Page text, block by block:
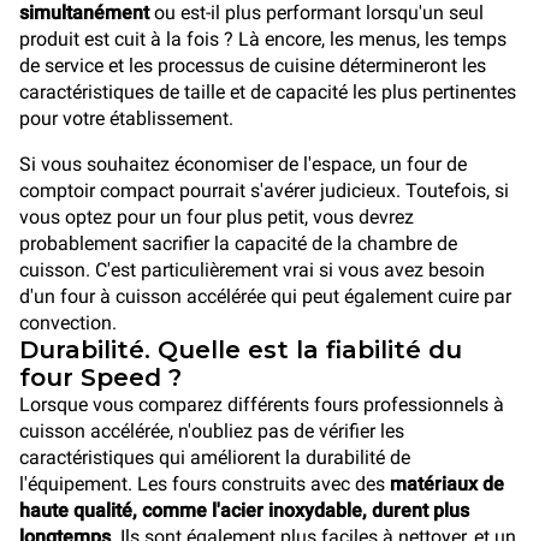
simultanémentou est-il plus performant lorsqu'un seul
produit est cuit à la fois ? Là encore, les menus, les temps
de service et les processus de cuisine détermineront les
caractéristiques de taille et de capacité les plus pertinentes
pour votre établissement.
Si vous souhaitez économiser de l'espace, un four de
comptoir compact pourrait s'avérer judicieux. Toutefois, si
vous optez pour un four plus petit, vous devrez
probablement sacrifier la capacité de la chambre de
cuisson. C'est particulièrement vrai si vous avez besoin
d'un four à cuisson accélérée qui peut également cuire par
convection.
Durabilité. Quelle est la fiabilité du
four Speed ?
Lorsque vous comparez différents fours professionnels à
cuisson accélérée, n'oubliez pas de vérifier les
caractéristiques qui améliorent la durabilité de
l'équipement. Les fours construits avec des matériaux de
haute qualité, comme l'acier inoxydable, durent plus